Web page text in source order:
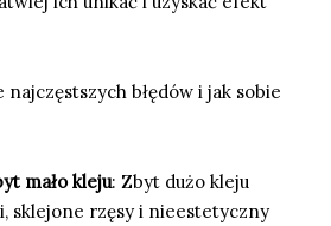
błędów i jak sobie
mało kleju: Zbyt dużo kleju
sklejone rzęsy i nieestetyczny